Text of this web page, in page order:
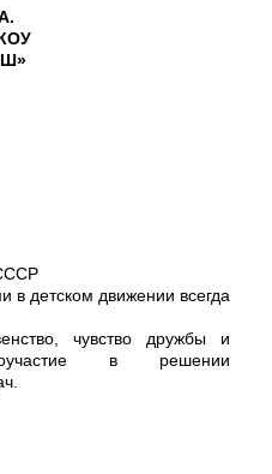
в детском движении всегда
чувство дружбы и
в решении